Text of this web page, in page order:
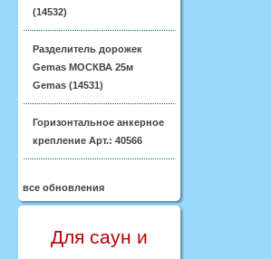
(14532)
Разделитель дорожек
Gemas МОСКВА 25м
Gemas (14531)
Горизонтальное анкерное
крепление Арт.: 40566
все обновления
Для саун и